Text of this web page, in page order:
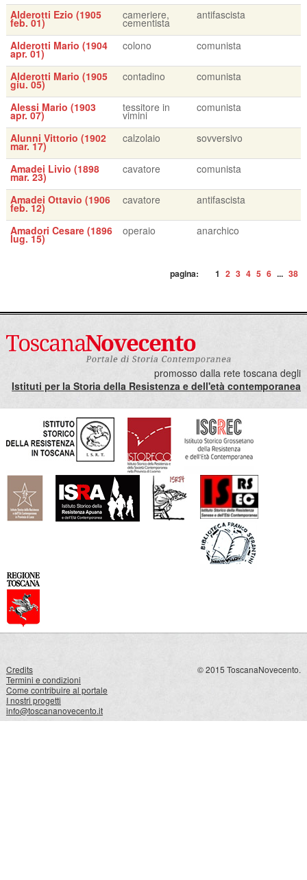
Alderotti Ezio (1905
feb. 01)
cameriere,
cementista
antifascista
Alderotti Mario (1904
apr. 01)
colono comunista
Alderotti Mario (1905
giu. 05)
contadino comunista
Alessi Mario (1903
apr. 07)
tessitore in
vimini
comunista
Alunni Vittorio (1902
mar. 17)
calzolaio sovversivo
Amadei Livio (1898
mar. 23)
cavatore comunista
Amadei Ottavio (1906
feb. 12)
cavatore antifascista
Amadori Cesare (1896
lug. 15)
operaio anarchico
pagina: 1 2 3 4 5 6 ... 38
promosso dalla rete toscana degli
Istituti per la Storia della Resistenza e dell'età contemporanea
Credits
Termini e condizioni
Come contribuire al portale
I nostri progetti
info@toscananovecento.it
© 2015 ToscanaNovecento.